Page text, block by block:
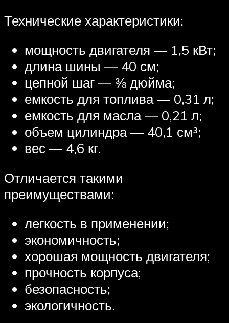
Технические характеристики:
мощность двигателя — 1,5 кВт;
длина шины — 40 см;
цепной шаг — ⅜ дюйма;
емкость для топлива — 0,31 л;
емкость для масла — 0,21 л;
объем цилиндра — 40,1 см³;
вес — 4,6 кг.
Отличается такими
преимуществами:
легкость в применении;
экономичность;
хорошая мощность двигателя;
прочность корпуса;
безопасность;
экологичность.